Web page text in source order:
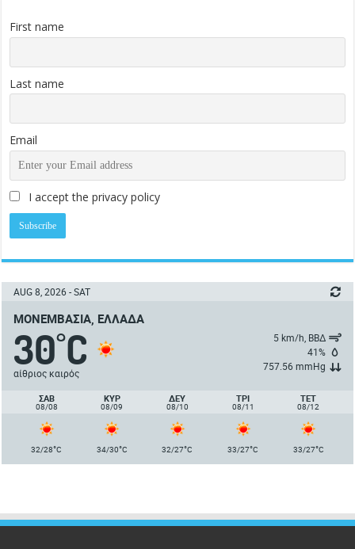
First name
Last name
Email
I accept the privacy policy
AUG 8, 2026 - SAT
ΜΟΝΕΜΒΑΣΙΆ, ΕΛΛΆΔΑ
30°C
αίθριος καιρός
5 km/h, ΒΒΔ
41%
757.56 mmHg
ΣΑΒ
08/08
ΚΥΡ
08/09
ΔΕΥ
08/10
ΤΡΙ
08/11
ΤΕΤ
08/12
32/28°C 34/30°C 32/27°C 33/27°C 33/27°C